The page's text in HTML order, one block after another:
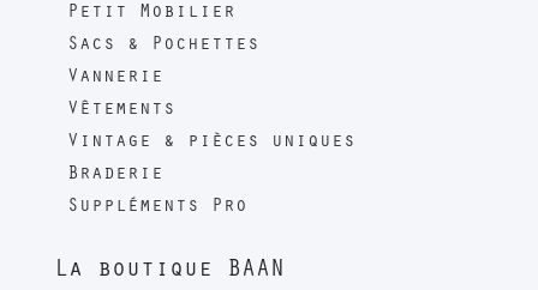
Petit Mobilier
Sacs & Pochettes
Vannerie
Vêtements
Vintage & pièces uniques
Braderie
Suppléments Pro
La boutique BAAN